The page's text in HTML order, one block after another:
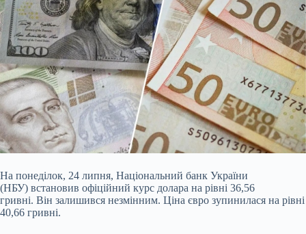
На понеділок, 24 липня, Національний банк України
(НБУ) встановив офіційний курс долара на рівні 36,56
гривні. Він залишився незмінним. Ціна євро зупинилася на рівні
40,66 гривні.